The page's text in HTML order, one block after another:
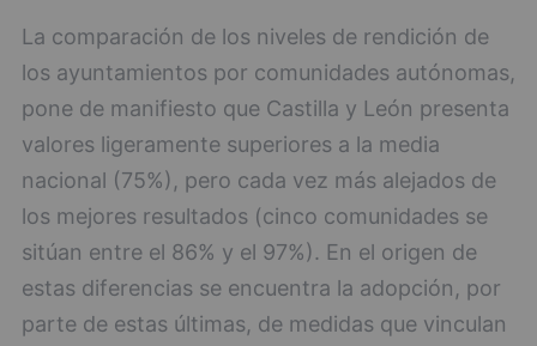
La comparación de los niveles de rendición de
los ayuntamientos por comunidades autónomas,
pone de manifiesto que Castilla y León presenta
valores ligeramente superiores a la media
nacional (75%), pero cada vez más alejados de
los mejores resultados (cinco comunidades se
sitúan entre el 86% y el 97%). En el origen de
estas diferencias se encuentra la adopción, por
parte de estas últimas, de medidas que vinculan